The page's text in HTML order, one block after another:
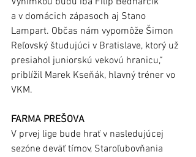
a v domácich zápasoch aj Stano
Lampart. Občas nám vypomôže Šimon
Reľovský študujúci v Bratislave, ktorý už
presiahol juniorskú vekovú hranicu,“
priblížil Marek Kseňák, hlavný tréner vo
VKM.
FARMA PREŠOVA
V prvej lige bude hrať v nasledujúcej
sezóne deväť tímov, Staroľubovňania